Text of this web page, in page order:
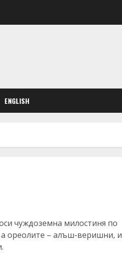
ENGLISH
чуждоземна милостиня по
а ореолите – алъш-веришни, и